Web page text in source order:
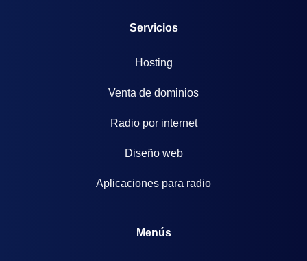
Servicios
Hosting
Venta de dominios
Radio por internet
Diseño web
Aplicaciones para radio
Menús